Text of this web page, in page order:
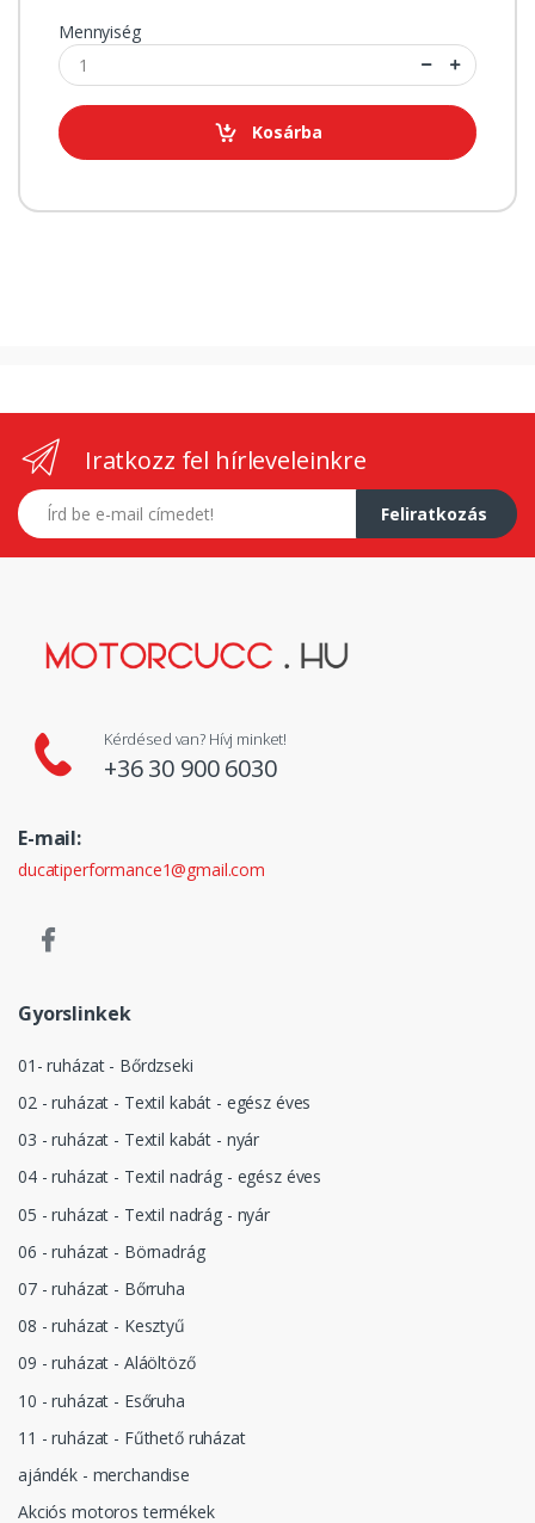
Mennyiség
Kosárba
Iratkozz fel hírleveleinkre
E-mail címed
Feliratkozás
Kérdésed van? Hívj minket!
+36 30 900 6030
E-mail:
ducatiperformance1@gmail.com
Gyorslinkek
01- ruházat - Bőrdzseki
02 - ruházat - Textil kabát - egész éves
03 - ruházat - Textil kabát - nyár
04 - ruházat - Textil nadrág - egész éves
05 - ruházat - Textil nadrág - nyár
06 - ruházat - Börnadrág
07 - ruházat - Bőrruha
08 - ruházat - Kesztyű
09 - ruházat - Aláöltöző
10 - ruházat - Esőruha
11 - ruházat - Fűthető ruházat
ajándék - merchandise
Akciós motoros termékek